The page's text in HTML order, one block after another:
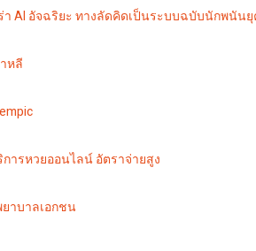
า AI อัจฉริยะ ทางลัดคิดเป็นระบบฉบับนักพนัน
หลี
การหวยออนไลน์ อัตราจ่ายสูง
าบาลเอกชน